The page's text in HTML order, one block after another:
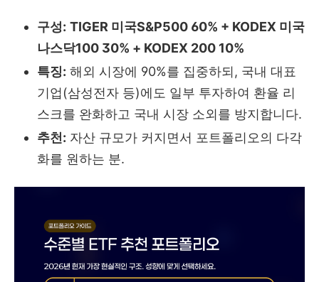
구성: TIGER 미국S&P500 60% + KODEX 미국
나스닥100 30% + KODEX 200 10%
특징: 해외 시장에 90%를 집중하되, 국내 대표
기업(삼성전자 등)에도 일부 투자하여 환율 리
스크를 완화하고 국내 시장 소외를 방지합니다.
추천: 자산 규모가 커지면서 포트폴리오의 다각
화를 원하는 분.